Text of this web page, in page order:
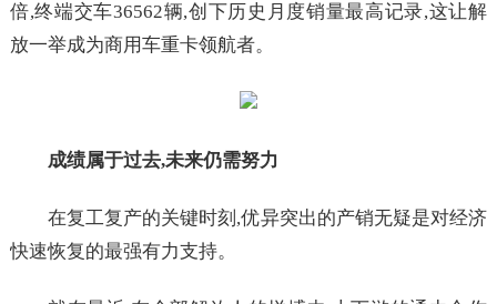
倍,终端交车36562辆,创下历史月度销量最高记录,这让解
放一举成为商用车重卡领航者。
成绩属于过去,未来仍需努力
在复工复产的关键时刻,优异突出的产销无疑是对经济
快速恢复的最强有力支持。